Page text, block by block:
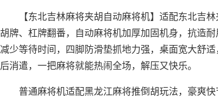
【东北吉林麻将夹胡自动麻将机】适配东北吉
胡牌、杠牌翻番，自动麻将机加厚加固机身，抗造
减少等待时间，四脚防滑垫抓地力强，桌面宽大舒
后消遣，一把麻将就能热闹全场，解压又快乐。
普通麻将机适配黑龙江麻将推倒胡玩法，豪爽